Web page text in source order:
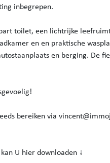
inbegrepen.
toilet, een lichtrijke
en en praktische
en berging. De
bereiken via
U hier downloaden ↓